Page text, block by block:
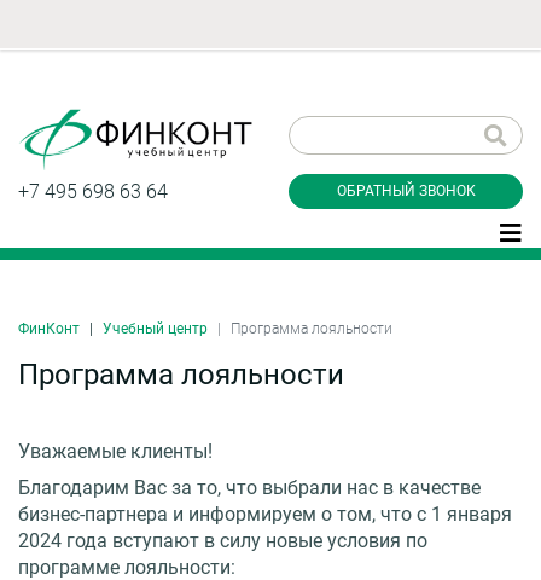
+7 495 698 63 64 ОБРАТНЫЙ ЗВОНОК
ФинКонт Учебный центр Программа лояльности
Программа лояльности
Уважаемые клиенты!
Благодарим Вас за то, что выбрали нас в качестве
бизнес-партнера и информируем о том, что с 1 января
2024 года вступают в силу новые условия по
программе лояльности:
звонок
Даю согласие на обработку персональных
конфиденциальности
Заказать